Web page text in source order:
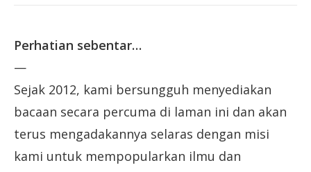
Perhatian sebentar…
—
Sejak 2012, kami bersungguh menyediakan
bacaan secara percuma di laman ini dan akan
terus mengadakannya selaras dengan misi
kami untuk mempopularkan ilmu dan